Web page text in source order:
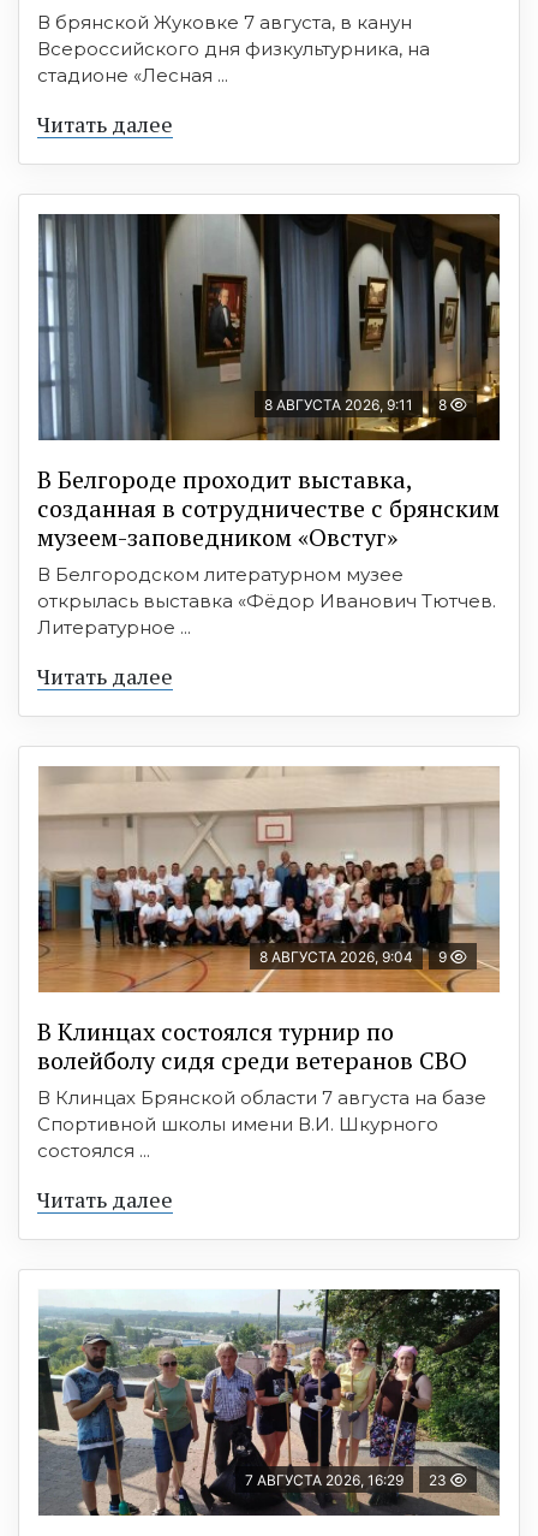
В брянской Жуковке 7 августа, в канун
Всероссийского дня физкультурника, на
стадионе «Лесная ...
Читать далее
8 АВГУСТА 2026, 9:11 8
В Белгороде проходит выставка,
созданная в сотрудничестве с брянским
музеем-заповедником «Овстуг»
В Белгородском литературном музее
открылась выставка «Фёдор Иванович Тютчев.
Литературное ...
Читать далее
8 АВГУСТА 2026, 9:04 9
В Клинцах состоялся турнир по
волейболу сидя среди ветеранов СВО
В Клинцах Брянской области 7 августа на базе
Спортивной школы имени В.И. Шкурного
состоялся ...
Читать далее
7 АВГУСТА 2026, 16:29 23